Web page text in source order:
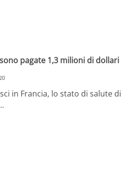
pagate 1,3 milioni di dollari
in Francia, lo stato di salute di